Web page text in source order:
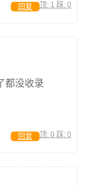
顶: 1 踩: 0
回复
都没收录
顶: 0 踩: 0
回复